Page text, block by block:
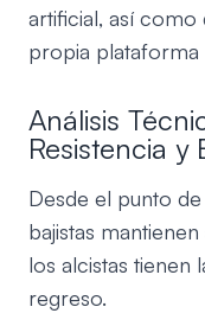
artificial, así
propia plataforma
Análisis
Resistencia
Desde el punto
bajistas
los alcistas tienen
regreso.